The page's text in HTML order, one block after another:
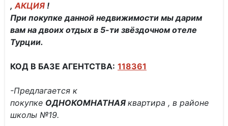
,АКЦИЯ !
При покупке данной недвижимости мы дарим
вам на двоих отдых в 5-ти звёздочном отеле
Турции.
КОД В БАЗЕ АГЕНТСТВА: 118361
-Предлагается к
покупке ОДНОКОМНАТНАЯ квартира , в районе
школы №19.